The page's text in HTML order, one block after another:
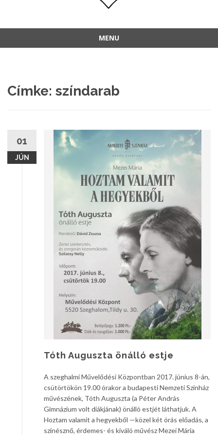
MENU
Címke: színdarab
01
JÚN
Tóth Auguszta önálló estje
A szeghalmi Művelődési Központban 2017. június 8-án,
csütörtökön 19.00 órakor a budapesti Nemzeti Színház
művészének, Tóth Auguszta (a Péter András
Gimnázium volt diákjának) önálló estjét láthatjuk. A
Hoztam valamit a hegyekből —közel két órás előadás, a
színésznő, érdemes- és kiváló művész Mezei Mária